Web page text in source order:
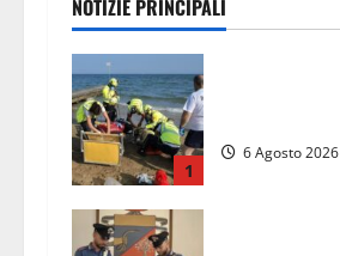
NOTIZIE PRINCIPALI
1
6 Agosto 2026